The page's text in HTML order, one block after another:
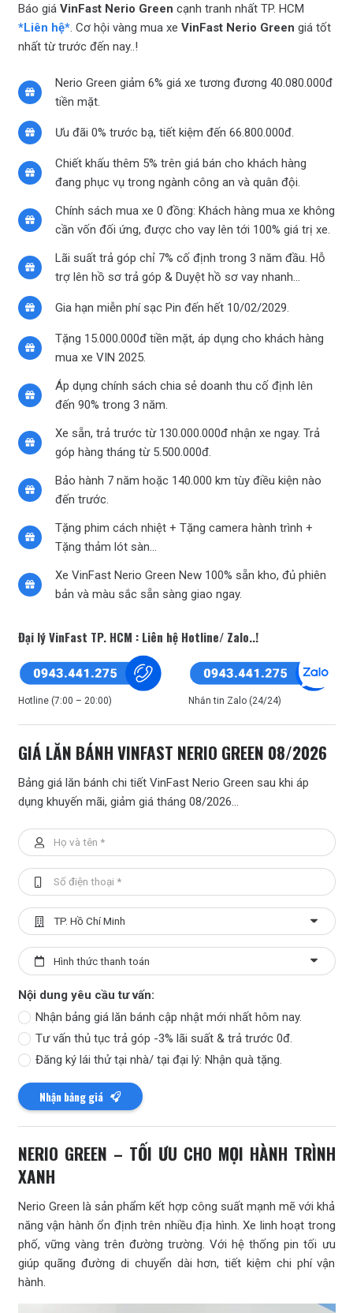
Báo giá VinFast Nerio Green cạnh tranh nhất TP. HCM
*Liên hệ*. Cơ hội vàng mua xe VinFast Nerio Green giá tốt
nhất từ trước đến nay..!
Nerio Green giảm 6% giá xe tương đương 40.080.000đ
tiền mặt.
Ưu đãi 0% trước bạ, tiết kiệm đến 66.800.000đ.
Chiết khấu thêm 5% trên giá bán cho khách hàng
đang phục vụ trong ngành công an và quân đội.
Chính sách mua xe 0 đồng: Khách hàng mua xe không
cần vốn đối ứng, được cho vay lên tới 100% giá trị xe.
Lãi suất trả góp chỉ 7% cố định trong 3 năm đầu. Hỗ
trợ lên hồ sơ trả góp & Duyệt hồ sơ vay nhanh…
Gia hạn miễn phí sạc Pin đến hết 10/02/2029.
Tặng 15.000.000đ tiền mặt, áp dụng cho khách hàng
mua xe VIN 2025.
Áp dụng chính sách chia sẻ doanh thu cố định lên
đến 90% trong 3 năm.
Xe sẵn, trả trước từ 130.000.000đ nhận xe ngay. Trả
góp hàng tháng từ 5.500.000đ.
Bảo hành 7 năm hoặc 140.000 km tùy điều kiện nào
đến trước.
Tặng phim cách nhiệt + Tặng camera hành trình +
Tặng thảm lót sàn…
Xe VinFast Nerio Green New 100% sẵn kho, đủ phiên
bản và màu sắc sẵn sàng giao ngay.
Đại lý VinFast TP. HCM : Liên hệ Hotline/ Zalo..!
Hotline (7:00 – 20:00) Nhắn tin Zalo (24/24)
GIÁ LĂN BÁNH VINFAST NERIO GREEN 08/2026
Bảng giá lăn bánh chi tiết VinFast Nerio Green sau khi áp
dụng khuyến mãi, giảm giá tháng 08/2026…
Nội dung yêu cầu tư vấn:
Nhận bảng giá lăn bánh cập nhật mới nhất hôm nay.
Tư vấn thủ tục trả góp -3% lãi suất & trả trước 0đ.
Đăng ký lái thử tại nhà/ tại đại lý: Nhận quà tặng.
Nhận bảng giá
NERIO GREEN – TỐI ƯU CHO MỌI HÀNH TRÌNH
XANH
Nerio Green là sản phẩm kết hợp công suất mạnh mẽ với khả
năng vận hành ổn định trên nhiều địa hình. Xe linh hoạt trong
phố, vững vàng trên đường trường. Với hệ thống pin tối ưu
giúp quãng đường di chuyển dài hơn, tiết kiệm chi phí vận
hành.